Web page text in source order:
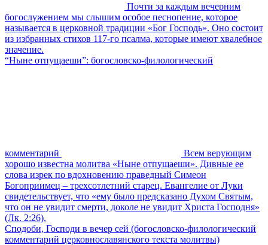
Почти за каждым вечерним
богослужением мы слышим особое песнопение, которое
называется в церковной традиции «Бог Господь». Оно состоит
из избранных стихов 117-го псалма, которые имеют хвалебное
значение.
“Ныне отпущаеши”: богословско-филологический
комментарий
Всем верующим
хорошо известна молитва «Ныне отпущаеши». Дивные ее
слова изрек по вдохновению праведный Симеон
Богоприимец – трехсотлетний старец. Евангелие от Луки
свидетельствует, что «ему было предсказано Духом Святым,
что он не увидит смерти, доколе не увидит Христа Господня»
(Лк. 2:26).
Сподоби, Господи в вечер сей (богословско-филологический
комментарий церковнославянского текста молитвы)